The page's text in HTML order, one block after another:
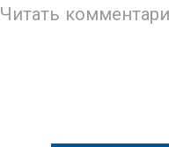
Читать